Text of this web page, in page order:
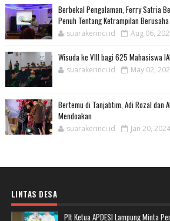
Berbekal Pengalaman, Ferry Satria
Penuh Tentang Ketrampilan Berusaha
suarakerinci.id Aug 06,
Wisuda ke VIII bagi 625 Mahasiswa
suarakerinci.id May 02,
Bertemu di Tanjabtim, Adi Rozal dan
Mendoakan
suarakerinci.id Jan 20, 2024
LINTAS DESA
Plt Ketua APDESI Lampung Minta